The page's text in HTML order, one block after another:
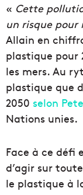
« Cette
un risque pour
Allain en
plastique pour
les mers. Au
plastique que
2050 selon
Nations unies.
Face à ce défi
d’agir sur
le plastique à